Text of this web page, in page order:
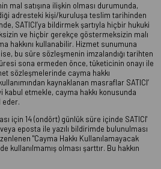
mal satışına ilişkin olması durumunda,
adresteki kişi/kuruluşa teslim tarihinden
SATICI’ya bildirmek şartıyla hiçbir hukuki
ve hiçbir gerekçe göstermeksizin malı
hakkını kullanabilir. Hizmet sunumuna
bu süre sözleşmenin imzalandığı tarihten
sona ermeden önce, tüketicinin onayı ile
sözleşmelerinde cayma hakkı
kaynaklanan masraflar SATICI’
kabul etmekle, cayma hakkı konusunda
eder.
için 14 (ondört) günlük süre içinde SATICI'
eposta ile yazılı bildirimde bulunulması
"Cayma Hakkı Kullanılamayacak
kullanılmamış olması şarttır. Bu hakkın